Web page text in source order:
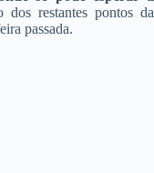
dos restantes pontos da
passada.